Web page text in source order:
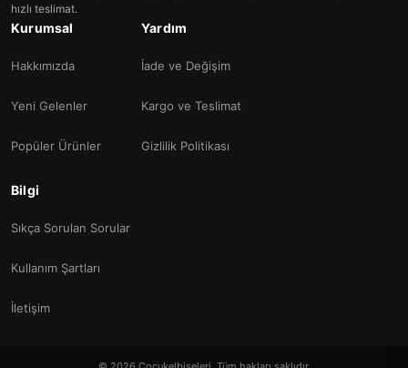
hızlı teslimat.
Kurumsal
Hakkımızda
Yeni Gelenler
Popüler Ürünler
Yardım
İade ve Değişim
Kargo ve Teslimat
Gizlilik Politikası
Bilgi
Sıkça Sorulan Sorular
Kullanım Şartları
İletişim